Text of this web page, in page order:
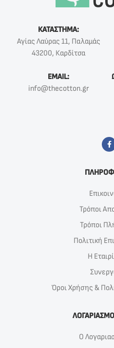
ΚΑΤΑΣΤΗΜΑ:
Αγίας Λαύρας 11, Παλαμάς
43200, Καρδίτσα
EMAIL:
info@thecotton.gr
Τρόποι
Τρόποι
Πολιτική
Η
Όροι Χρήσης &
Ο